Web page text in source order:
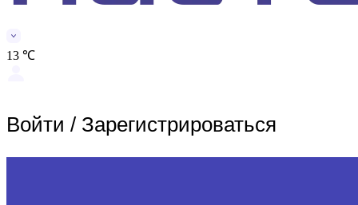
13 ℃
Войти / Зарегистрироваться